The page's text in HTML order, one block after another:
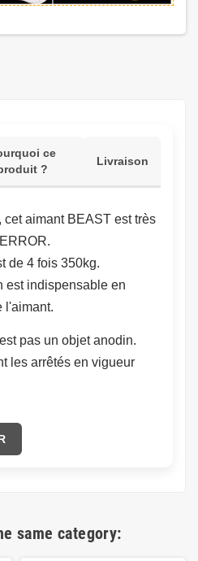
ce
?
Livraison
cet aimant BEAST est très
de 4 fois 350kg.
est indispensable en
l'aimant.
pas un objet anodin.
les arrêtés en vigueur
same category: